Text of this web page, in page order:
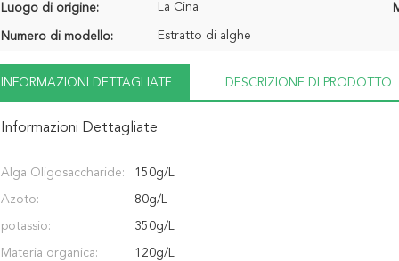
Luogo di origine: La Cina
Numero di modello: Estratto di alghe
INFORMAZIONI DETTAGLIATE DESCRIZIONE DI PRODOTTO
Informazioni Dettagliate
Alga Oligosaccharide: 150g/L
Azoto: 80g/L
potassio: 350g/L
Materia organica: 120g/L